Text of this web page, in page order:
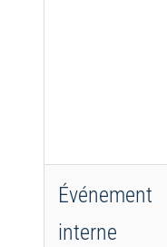
Événement
interne